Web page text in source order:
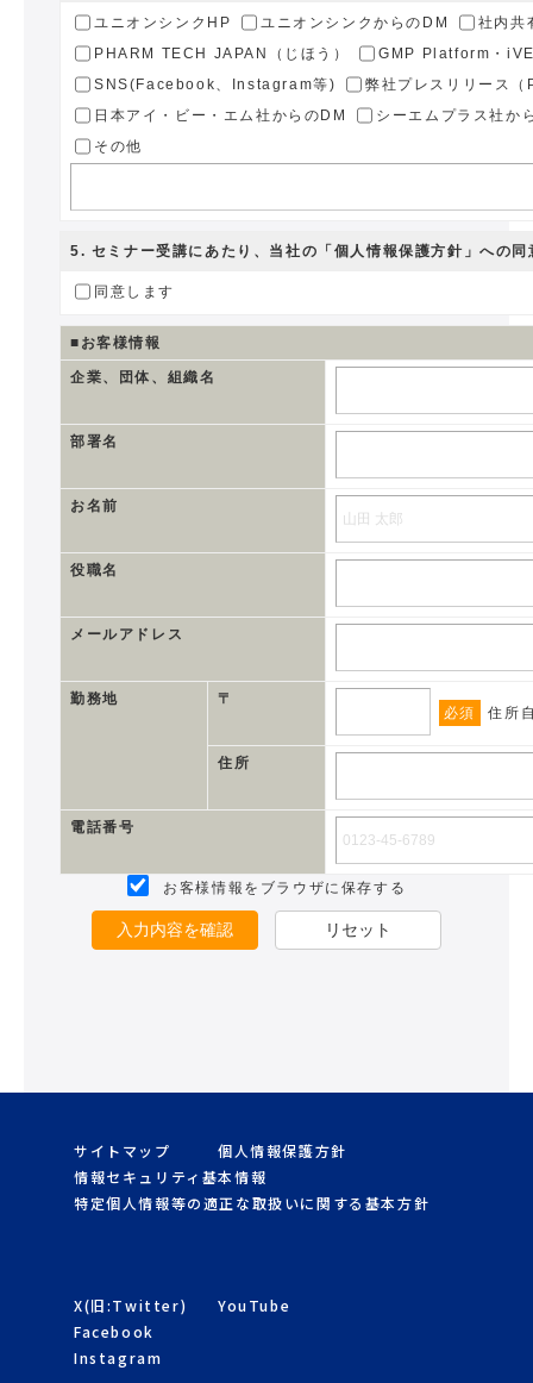
ユニオンシンクHP ユニオンシンクからのDM
社内共
PHARM TECH JAPAN（じほう）
GMP Platform・
SNS(Facebook、Instagram等)
弊社プレスリリース
日本アイ・ビー・エム社からのDM
シーエムプラス社か
その他
5. セミナー受講にあたり、当社の 「個人情報保護方針」への
同意します
■お客様情報
企業、団体、組織名
部署名
お名前
役職名
メールアドレス
勤務地
〒
必須
住所
住所
電話番号
お客様情報をブラウザに保存する
入力内容を確認 リセット
サイトマップ
個人情報保護方針
情報セキュリティ基本情報
特定個人情報等の適正な取扱いに関する基本方針
X(旧:Twitter)
YouTube
Facebook
Instagram